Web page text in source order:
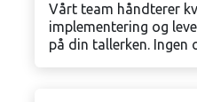
Vårt team håndterer
implementering og
på din tallerken. Ingen